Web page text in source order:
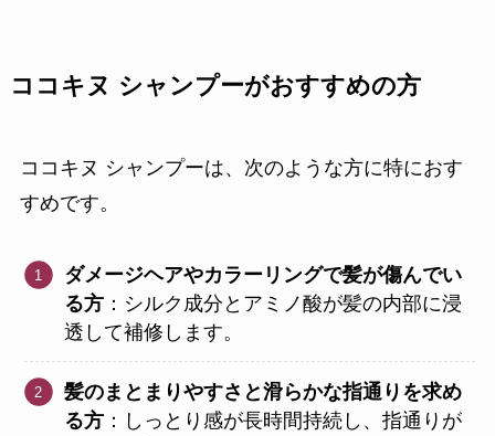
ココキヌ シャンプーがおすすめの方
ココキヌ シャンプーは、次のような方に特におす
すめです。
ダメージヘアやカラーリングで髪が傷んでい
る方 ：シルク成分とアミノ酸が髪の内部に浸
透して補修します。
髪のまとまりやすさと滑らかな指通りを求め
る方 ：しっとり感が長時間持続し、指通りが